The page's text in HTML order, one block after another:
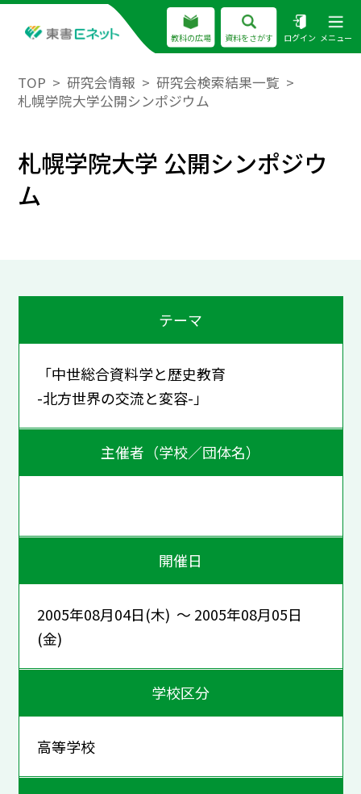
教科の広場 資料をさがす ログイン メニュー
TOP 研究会情報
研究会検索結果一覧
札幌学院大学公開シンポジウム
札幌学院大学 公開シンポジウ
ム
テーマ
「中世総合資料学と歴史教育
-北方世界の交流と変容-」
主催者（学校／団体名）
開催日
2005年08月04日(木) ～ 2005年08月05日
(金)
学校区分
高等学校